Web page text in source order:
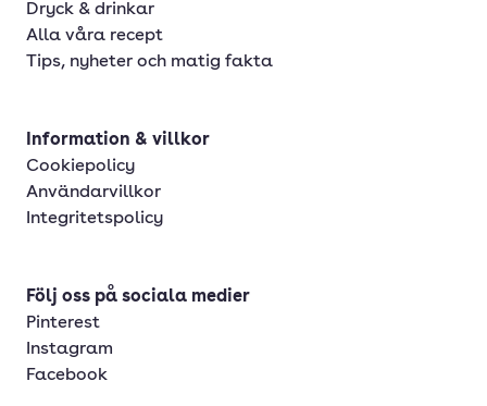
Dryck & drinkar
Alla våra recept
Tips, nyheter och matig fakta
Information & villkor
Cookiepolicy
Användarvillkor
Integritetspolicy
Följ oss på sociala medier
Pinterest
Instagram
Facebook